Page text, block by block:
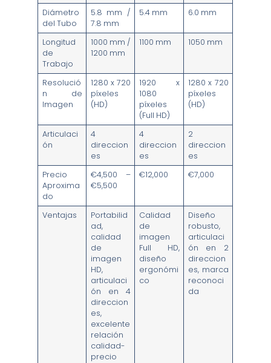
Diámetro
del Tubo
5.8 mm /
7.8 mm
5.4 mm 6.0 mm
Longitud
de
Trabajo
1000 mm /
1200 mm
1100 mm 1050 mm
Resolució
n de
Imagen
1280 x 720
píxeles
(HD)
1920 x
1080
píxeles
(Full HD)
1280 x 720
píxeles
(HD)
Articulaci
ón
4
direccion
es
4
direccion
es
2
direccion
es
Precio
Aproxima
do
€4,500 –
€5,500
€12,000 €7,000
Ventajas
Portabilid
ad,
calidad
de
imagen
HD,
articulaci
ón en 4
direccion
es,
excelente
relación
calidad-
precio
Calidad
de
imagen
Full HD,
diseño
ergonómi
co
Diseño
robusto,
articulaci
ón en 2
direccion
es, marca
reconoci
da